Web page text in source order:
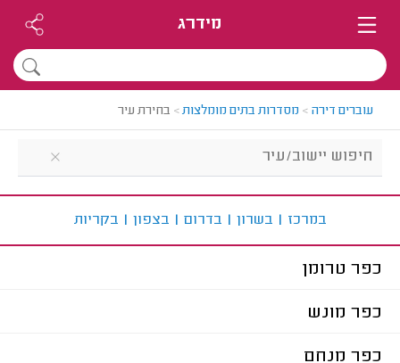
מידרג
עוברים דירה > מסדרות בתים מומלצות> בחירת עיר
במרכז | בשרון | בדרום | בצפון | בקריות
כפר טרומן
כפר מונש
כפר מנחם